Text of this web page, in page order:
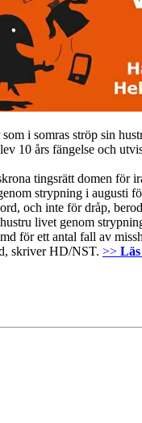
i somras ströp sin
10 års fängelse och
tingsrätt domen för
strypning i augusti
och inte för dråp,
livet genom
för ett antal fall av
skriver HD/NST. >>